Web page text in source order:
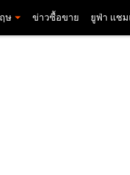
ษ ข่าวซื้อขาย ยูฟ่า แช